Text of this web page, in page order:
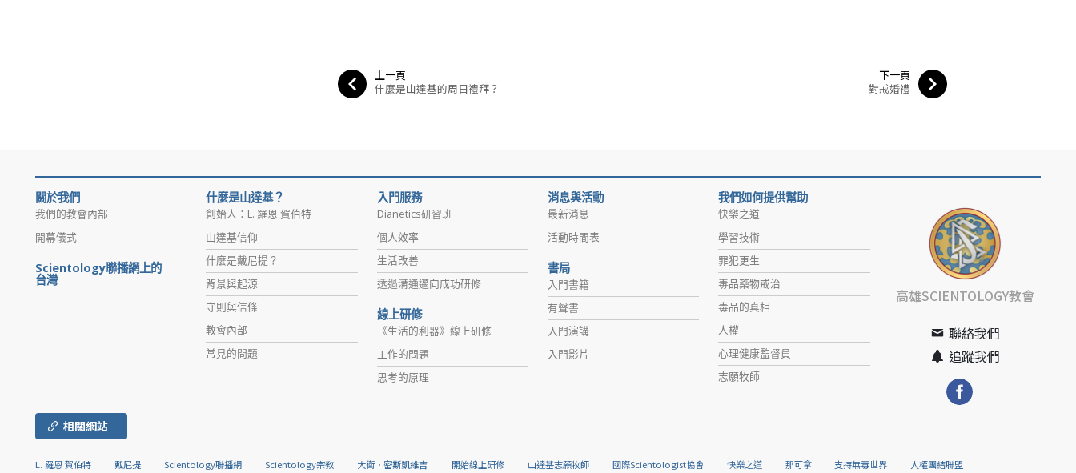
上一頁
什麼是山達基的周日禮拜？
下一頁
對戒婚禮
關於我們
我們的教會內部
開幕儀式
Scientology聯播網上的
台灣
什麼是山達基？
創始人：L. 羅恩 賀伯特
山達基信仰
什麼是戴尼提？
背景與起源
守則與信條
教會內部
常見的問題
入門服務
Dianetics研習班
個人效率
生活改善
透過溝通邁向成功研修
線上研修
《生活的利器》線上研修
工作的問題
思考的原理
消息與活動
最新消息
活動時間表
書局
入門書籍
有聲書
入門演講
入門影片
我們如何提供幫助
快樂之道
學習技術
罪犯更生
毒品藥物戒治
毒品的真相
人權
心理健康監督員
志願牧師
高雄SCIENTOLOGY教會
聯絡我們
追蹤我們
相關網站
L. 羅恩 賀伯特 戴尼提 Scientology聯播網 Scientology宗教 大衛．密斯凱維吉 開始線上研修 山達基志願牧師 國際Scientologist協會 快樂之道 那可拿 支持無毒世界 人權團結聯盟